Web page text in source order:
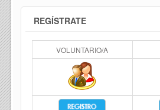
REGÍSTRATE
VOLUNTARIO/A